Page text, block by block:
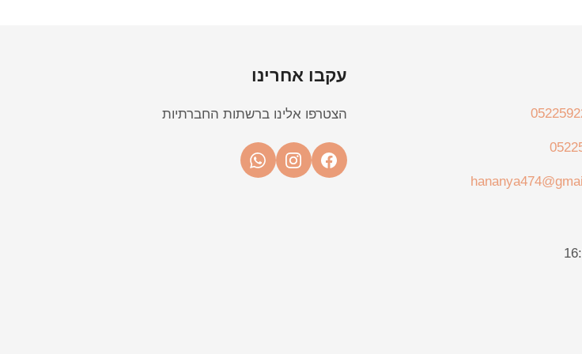
עקבו אחרינו
הצטרפו אלינו ברשתות החברתיות